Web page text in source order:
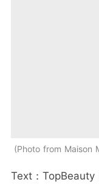
Photo from Maison
Text：TopBeauty